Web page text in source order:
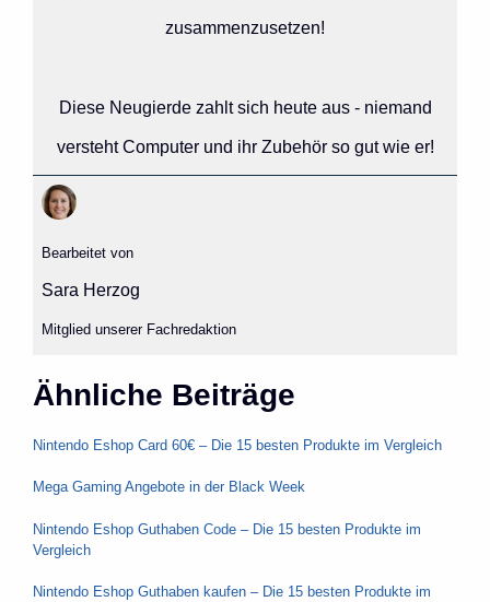
zusammenzusetzen!
Diese Neugierde zahlt sich heute aus - niemand
versteht Computer und ihr Zubehör so gut wie er!
Bearbeitet von
Sara Herzog
Mitglied unserer Fachredaktion
Ähnliche Beiträge
Nintendo Eshop Card 60€ – Die 15 besten Produkte im Vergleich
Mega Gaming Angebote in der Black Week
Nintendo Eshop Guthaben Code – Die 15 besten Produkte im
Vergleich
Nintendo Eshop Guthaben kaufen – Die 15 besten Produkte im